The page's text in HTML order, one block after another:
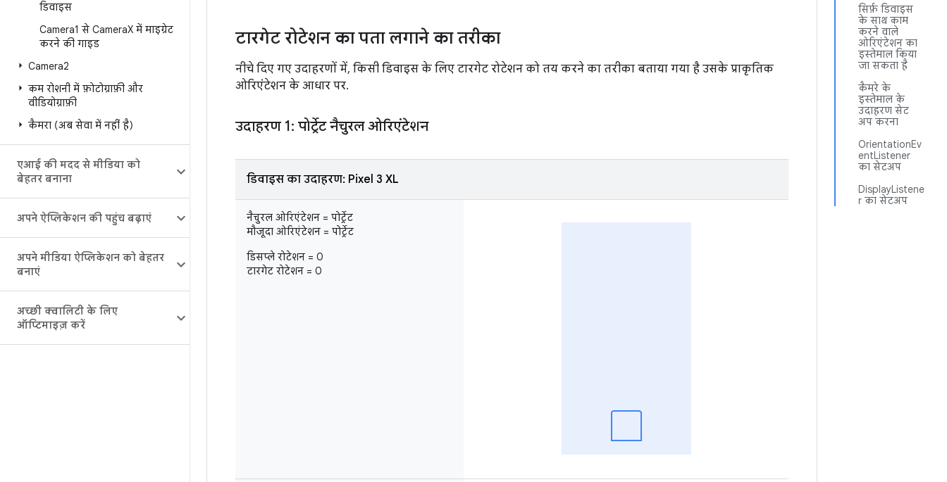
डिवाइस
Camera1 से CameraX में माइग्रेट
करने की गाइड
Camera2
कम रोशनी में फ़ोटोग्राफ़ी और
वीडियोग्राफ़ी
कैमरा (अब सेवा में नहीं है)
एआई की मदद से मीडिया को
बेहतर बनाना
अपने ऐप्लिकेशन की पहुंच बढ़ाएं
अपने मीडिया ऐप्लिकेशन को बेहतर
बनाएं
अच्छी क्वालिटी के लिए
ऑप्टिमाइज़ करें
सिर्फ़ डिवाइस
के साथ काम
करने वाले
ओरिएंटेशन का
इस्तेमाल किया
जा सकता है
कैमरे के
इस्तेमाल के
उदाहरण सेट
अप करना
OrientationEv
entListener
का सेटअप
DisplayListene
r का सेटअप
टारगेट रोटेशन का पता लगाने का तरीका
नीचे दिए गए उदाहरणों में, किसी डिवाइस के लिए टारगेट रोटेशन को तय करने का तरीका बताया गया है उसके प्राकृतिक
ओरिएंटेशन के आधार पर.
उदाहरण 1: पोर्ट्रेट नैचुरल ओरिएंटेशन
डिवाइस का उदाहरण: Pixel 3 XL
नैचुरल ओरिएंटेशन = पोर्ट्रेट
मौजूदा ओरिएंटेशन = पोर्ट्रेट
डिसप्ले रोटेशन = 0
टारगेट रोटेशन = 0